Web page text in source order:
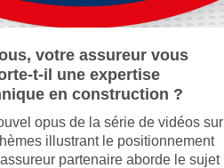
votre assureur vous
t-il une expertise
en construction ?
opus de la série de vidéos sur
illustrant le positionnement
assureur partenaire aborde le sujet